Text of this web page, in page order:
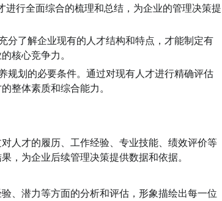
进行全面综合的梳理和总结，为企业的管理决策提
分了解企业现有的人才结构和特点，才能制定有
核心竞争力。
规划的必要条件。通过对现有人才进行精确评估
整体素质和综合能力。
人才的履历、工作经验、专业技能、绩效评价等
，为企业后续管理决策提供数据和依据。
、潜力等方面的分析和评估，形象描绘出每一位